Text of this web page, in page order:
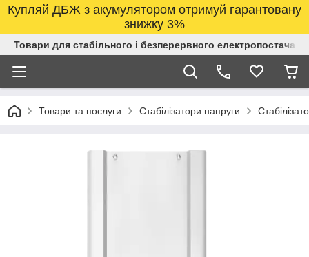
Купляй ДБЖ з акумулятором отримуй гарантовану
знижку 3%
Товари для стабільного і безперервного
Товари та послуги Стабілізатори напруги